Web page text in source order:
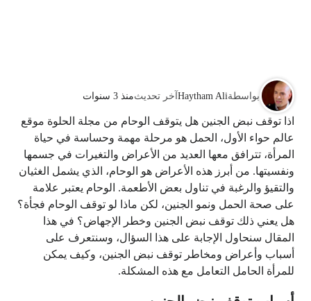
بواسطةHaytham Aliآخر تحديثمنذ 3 سنوات
اذا توقف نبض الجنين هل يتوقف الوحام من مجلة الحلوة موقع
عالم حواء الأول، الحمل هو مرحلة مهمة وحساسة في حياة
المرأة، تترافق معها العديد من الأعراض والتغيرات في جسمها
ونفسيتها. من أبرز هذه الأعراض هو الوحام، الذي يشمل الغثيان
والتقيؤ والرغبة في تناول بعض الأطعمة. الوحام يعتبر علامة
على صحة الحمل ونمو الجنين، لكن ماذا لو توقف الوحام فجأة؟
هل يعني ذلك توقف نبض الجنين وخطر الإجهاض؟ في هذا
المقال سنحاول الإجابة على هذا السؤال، وسنتعرف على
أسباب وأعراض ومخاطر توقف نبض الجنين، وكيف يمكن
للمرأة الحامل التعامل مع هذه المشكلة.